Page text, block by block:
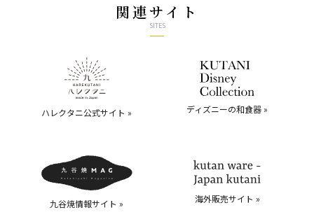
関連サイト
SITES
ハレクタニ公式サイト » ディズニーの和食器 »
九谷焼情報サイト » 海外販売サイト »